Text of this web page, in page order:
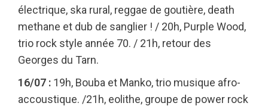
électrique, ska rural, reggae de goutière, death
methane et dub de sanglier ! / 20h, Purple Wood,
trio rock style année 70. / 21h, retour des
Georges du Tarn.
16/07 : 19h, Bouba et Manko, trio musique afro-
accoustique. /21h, eolithe, groupe de power rock